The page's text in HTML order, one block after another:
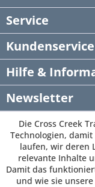
Service
Kundenservice
Hilfe &
Newsletter
Die Cross Creek
Technologien,
laufen, wir deren
relevante Inhalte
Damit das
und wie sie